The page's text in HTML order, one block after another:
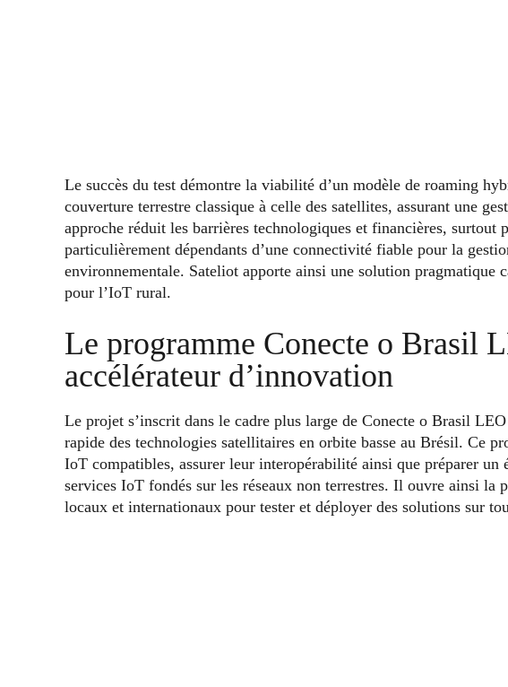
Le succès du test démontre la viabilité d’un modèle de roaming
couverture terrestre classique à celle des satellites, assurant une
approche réduit les barrières technologiques et financières, surtout
particulièrement dépendants d’une connectivité fiable pour la
environnementale. Sateliot apporte ainsi une solution pragmatique
pour l’IoT rural.
Le programme Conecte o Brasil
accélérateur d’innovation
Le projet s’inscrit dans le cadre plus large de Conecte o Brasil
rapide des technologies satellitaires en orbite basse au Brésil. Ce
IoT compatibles, assurer leur interopérabilité ainsi que préparer un
services IoT fondés sur les réseaux non terrestres. Il ouvre ainsi la
locaux et internationaux pour tester et déployer des solutions sur